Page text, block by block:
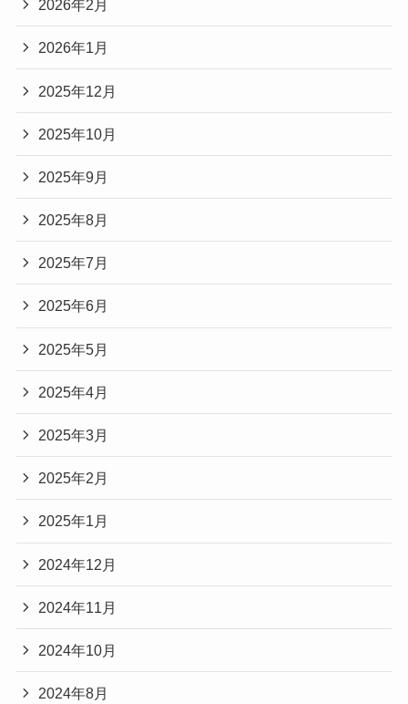
2026年2月
2026年1月
2025年12月
2025年10月
2025年9月
2025年8月
2025年7月
2025年6月
2025年5月
2025年4月
2025年3月
2025年2月
2025年1月
2024年12月
2024年11月
2024年10月
2024年8月